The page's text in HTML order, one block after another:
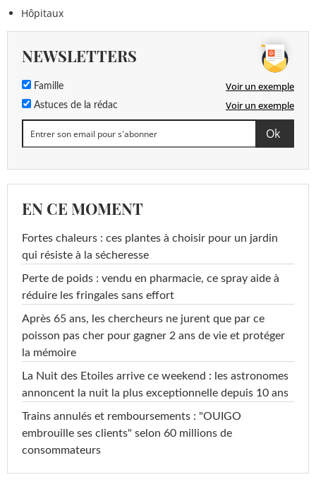
Hôpitaux
NEWSLETTERS
Famille Voir un exemple
Astuces de la rédac Voir un exemple
EN CE MOMENT
Fortes chaleurs : ces plantes à choisir pour un jardin
qui résiste à la sécheresse
Perte de poids : vendu en pharmacie, ce spray aide à
réduire les fringales sans effort
Après 65 ans, les chercheurs ne jurent que par ce
poisson pas cher pour gagner 2 ans de vie et protéger
la mémoire
La Nuit des Etoiles arrive ce weekend : les astronomes
annoncent la nuit la plus exceptionnelle depuis 10 ans
Trains annulés et remboursements : "OUIGO
embrouille ses clients" selon 60 millions de
consommateurs